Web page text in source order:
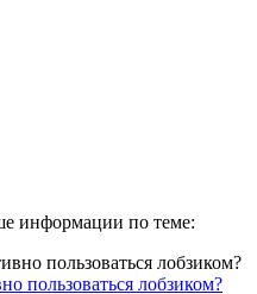
информации по теме:
пользоваться лобзиком?